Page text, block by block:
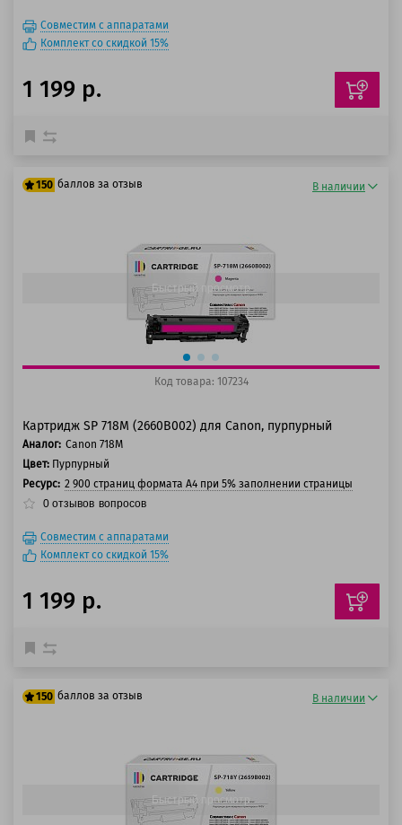
Совместим с аппаратами
Комплект со скидкой 15%
1 199 р.
150 баллов за отзыв В наличии
Быстрый просмотр
Код товара: 107234
Картридж SP 718M (2660B002) для Canon, пурпурный
Аналог: Canon 718M
Цвет: Пурпурный
Ресурс: 2 900 страниц формата А4 при 5% заполнении страницы
0 отзывов вопросов
Совместим с аппаратами
Комплект со скидкой 15%
1 199 р.
150 баллов за отзыв В наличии
Быстрый просмотр